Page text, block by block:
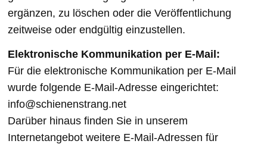
ergänzen, zu löschen oder die Veröffentlichung
zeitweise oder endgültig einzustellen.
Elektronische Kommunikation per E-Mail:
Für die elektronische Kommunikation per E-Mail
wurde folgende E-Mail-Adresse eingerichtet:
info@schienenstrang.net
Darüber hinaus finden Sie in unserem
Internetangebot weitere E-Mail-Adressen für